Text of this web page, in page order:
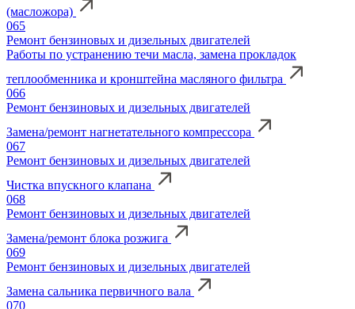
(масложора)
065
Ремонт бензиновых и дизельных двигателей
Работы по устранению течи масла, замена прокладок
теплообменника и кронштейна масляного фильтра
066
Ремонт бензиновых и дизельных двигателей
Замена/ремонт нагнетательного компрессора
067
Ремонт бензиновых и дизельных двигателей
Чистка впускного клапана
068
Ремонт бензиновых и дизельных двигателей
Замена/ремонт блока розжига
069
Ремонт бензиновых и дизельных двигателей
Замена сальника первичного вала
070